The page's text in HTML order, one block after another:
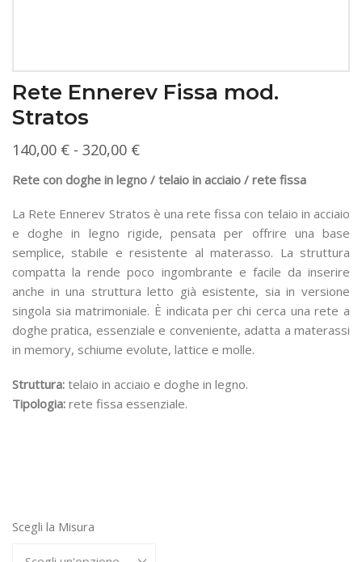
Rete Ennerev Fissa mod.
Stratos
140,00 € - 320,00 €Fascia
da
140,00 €
a
320,00 €
Rete con doghe in legno / telaio in acciaio / rete fissa
La Rete Ennerev Stratos è una rete fissa con telaio in acciaio
e doghe in legno rigide, pensata per offrire una base
semplice, stabile e resistente al materasso. La struttura
compatta la rende poco ingombrante e facile da inserire
anche in una struttura letto già esistente, sia in versione
singola sia matrimoniale. È indicata per chi cerca una rete a
doghe pratica, essenziale e conveniente, adatta a materassi
in memory, schiume evolute, lattice e molle.
Struttura: telaio in acciaio e doghe in legno.
Tipologia: rete fissa essenziale.
Scegli la Misura